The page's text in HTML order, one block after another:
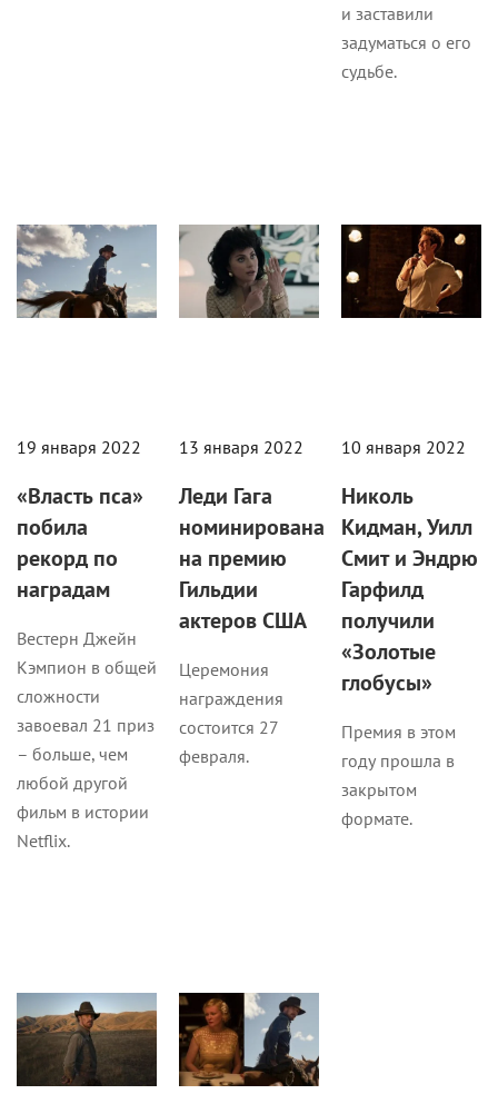
и заставили
задуматься о его
судьбе.
19 января 2022
«Власть пса»
побила
рекорд по
наградам
Вестерн Джейн
Кэмпион в общей
сложности
завоевал 21 приз
– больше, чем
любой другой
фильм в истории
Netflix.
13 января 2022
Леди Гага
номинирована
на премию
Гильдии
актеров США
Церемония
награждения
состоится 27
февраля.
10 января 2022
Николь
Кидман, Уилл
Смит и Эндрю
Гарфилд
получили
«Золотые
глобусы»
Премия в этом
году прошла в
закрытом
формате.